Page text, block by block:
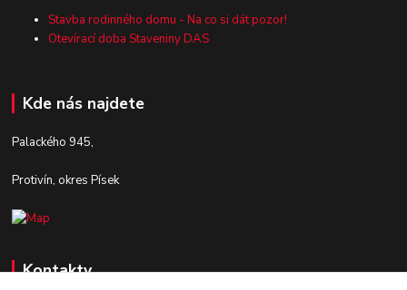
Stavba rodinného domu - Na co si dát pozor!
Otevírací doba Staveniny DAS
Kde nás najdete
Palackého 945,
Protivín, okres Písek
Kontakty